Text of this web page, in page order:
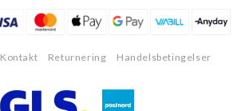
Kontakt Returnering Handelsbetingelser